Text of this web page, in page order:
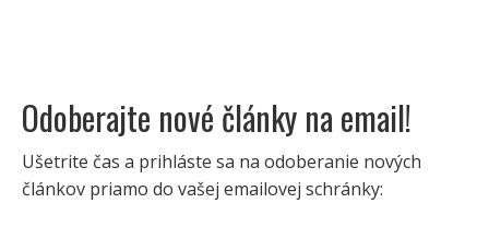
Odoberajte nové články na email!
Ušetrite čas a prihláste sa na odoberanie nových
článkov priamo do vašej emailovej schránky: